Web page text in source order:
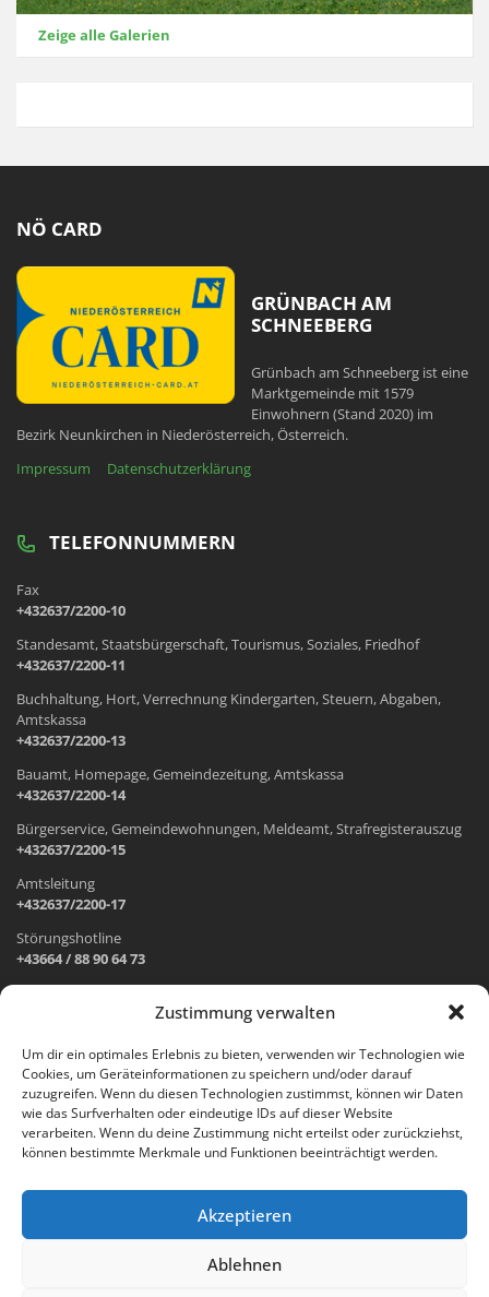
Zustimmung verwalten
Um dir ein optimales Erlebnis zu bieten, verwenden wir Technologien wie
Cookies, um Geräteinformationen zu speichern und/oder darauf
zuzugreifen. Wenn du diesen Technologien zustimmst, können wir Daten
wie das Surfverhalten oder eindeutige IDs auf dieser Website
verarbeiten. Wenn du deine Zustimmung nicht erteilst oder zurückziehst,
können bestimmte Merkmale und Funktionen beeinträchtigt werden.
Akzeptieren
Ablehnen
Zeige alle Galerien
NÖ CARD
GRÜNBACH AM
SCHNEEBERG
Grünbach am Schneeberg ist eine
Marktgemeinde mit 1579
Einwohnern (Stand 2020) im
Bezirk Neunkirchen in Niederösterreich, Österreich.
Impressum
Datenschutzerklärung
TELEFONNUMMERN
Fax
+432637/2200-10
Standesamt, Staatsbürgerschaft, Tourismus, Soziales, Friedhof
+432637/2200-11
Buchhaltung, Hort, Verrechnung Kindergarten, Steuern, Abgaben,
Amtskassa
+432637/2200-13
Bauamt, Homepage, Gemeindezeitung, Amtskassa
+432637/2200-14
Bürgerservice, Gemeindewohnungen, Meldeamt, Strafregisterauszug
+432637/2200-15
Amtsleitung
+432637/2200-17
Störungshotline
+43664 / 88 90 64 73
Wr. Neustädter Straße 1
2733 Grünbach am Schneeberg
Öffnungszeiten Gemeindeamt:
Montag: 8.00 – 12.00 Uhr und 14.00 – 18.00 Uhr
Freitag: 8.00 – 12.00 Uhr
Email: